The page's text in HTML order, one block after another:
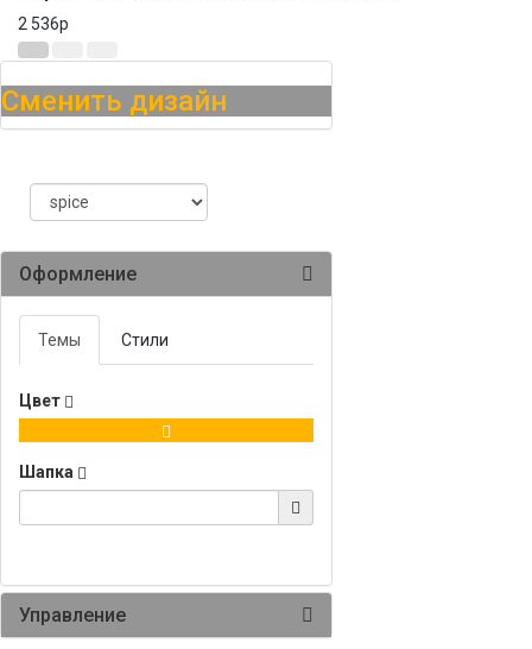
2 536p
Сменить дизайн
Оформление
Темы Стили
Цвет
Шапка
Управление